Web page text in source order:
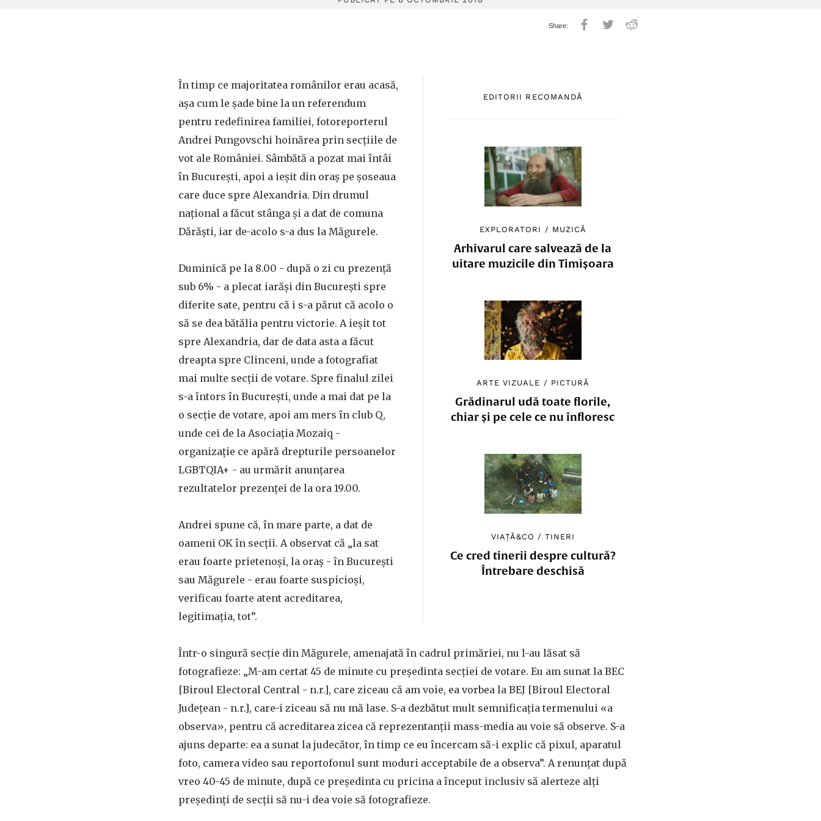
EDITORII RECOMANDĂ
EXPLORATORI / MUZICĂ
Arhivarul care salvează de la
uitare muzicile din Timișoara
ARTE VIZUALE / PICTURĂ
Grădinarul udă toate florile,
chiar și pe cele ce nu înfloresc
VIAȚĂ&CO /TINERI
Ce cred tinerii despre cultură?
Întrebare deschisă
În timp ce majoritatea românilor erau acasă,
așa cum le șade bine la un referendum
pentru redefinirea familiei, fotoreporterul
Andrei Pungovschi hoinărea prin secțiile de
vot ale României. Sâmbătă a pozat mai întâi
în București, apoi a ieșit din oraș pe șoseaua
care duce spre Alexandria. Din drumul
național a făcut stânga și a dat de comuna
Dărăști, iar de-acolo s-a dus la Măgurele.
Duminică pe la 8.00 - după o zi cu prezență
sub 6% - a plecat iarăși din București spre
diferite sate, pentru că i s-a părut că acolo o
să se dea bătălia pentru victorie. A ieșit tot
spre Alexandria, dar de data asta a făcut
dreapta spre Clinceni, unde a fotografiat
mai multe secții de votare. Spre finalul zilei
s-a întors în București, unde a mai dat pe la
o secție de votare, apoi am mers în club Q,
unde cei de la Asociația Mozaiq -
organizație ce apără drepturile persoanelor
LGBTQIA+ - au urmărit anunțarea
rezultatelor prezenței de la ora 19.00.
Andrei spune că, în mare parte, a dat de
oameni OK în secții. A observat că „la sat
erau foarte prietenoși, la oraș - în București
sau Măgurele - erau foarte suspicioși,
verificau foarte atent acreditarea,
legitimația, tot”.
Într-o singură secție din Măgurele, amenajată în cadrul primăriei, nu l-au lăsat să
fotografieze: „M-am certat 45 de minute cu președinta secției de votare. Eu am sunat la BEC
[Biroul Electoral Central - n.r.], care ziceau că am voie, ea vorbea la BEJ [Biroul Electoral
Județean - n.r.], care-i ziceau să nu mă lase. S-a dezbătut mult semnificația termenului «a
observa», pentru că acreditarea zicea că reprezentanții mass-media au voie să observe. S-a
ajuns departe: ea a sunat la judecător, în timp ce eu încercam să-i explic că pixul, aparatul
foto, camera video sau reportofonul sunt moduri acceptabile de a observa”. A renunțat după
vreo 40-45 de minute, după ce președinta cu pricina a început inclusiv să alerteze alți
președinți de secții să nu-i dea voie să fotografieze.